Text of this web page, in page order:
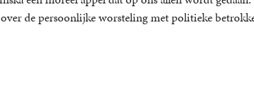
over de persoonlijke worsteling met politieke